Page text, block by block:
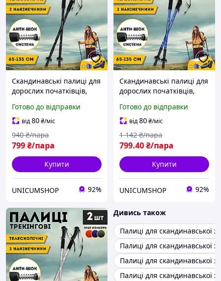
Скандинавські палиці для
дорослих початківців,
нордичної ходьби
Hechpro 3924 чорні
Готово до відправки
від80₴/міс
799₴/пара
940 ₴/пара
Купити
UNICUMSHOP 92%
Скандинавські палиці для
дорослих початківців,
нордичної ходьби
Hechpro 3924 сині
Готово до відправки
від80₴/міс
799.40₴/пара
1 142 ₴/пара
Купити
UNICUMSHOP 92%
Дивись також
Палиці для скандинавської
Палиці для скандинавської
Палиці для скандинавської
Палиці для скандинавської